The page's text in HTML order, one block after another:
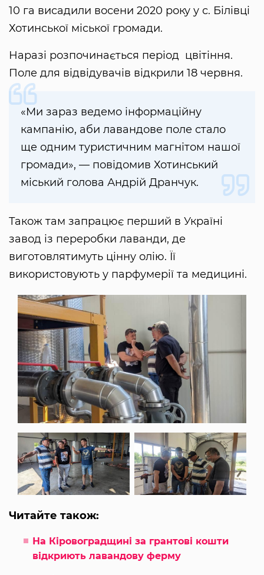
10 га висадили восени 2020 року у с. Білівці
Хотинської міської громади.
Наразі розпочинається період цвітіння.
Поле для відвідувачів відкрили 18 червня.
«Ми зараз ведемо інформаційну
кампанію, аби лавандове поле стало
ще одним туристичним магнітом нашої
громади», — повідомив Хотинський
міський голова Андрій Дранчук.
Також там запрацює перший в Україні
завод із переробки лаванди, де
виготовлятимуть цінну олію. Її
використовують у парфумерії та медицині.
Читайте також:
На Кіровоградщині за грантові кошти
відкриють лавандову ферму